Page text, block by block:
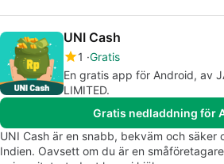
UNI Cash
1 Gratis
En gratis app för Android, av
LIMITED.
Gratis nedladdning för
UNI Cash är en snabb, bekväm och säker
Indien. Oavsett om du är en